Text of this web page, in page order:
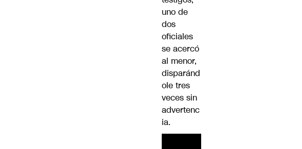
uno de
dos
oficiales
se acercó
al menor,
disparánd
ole tres
veces sin
advertenc
ia.